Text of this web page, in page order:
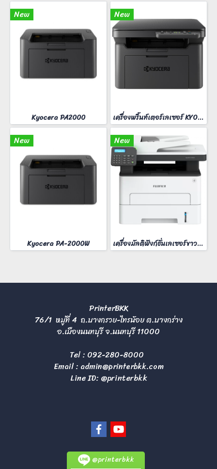
New
Kyocera PA2000
New
เครื่องพริ้นท์เตอร์เลเซอร์ KYOCERA MA-2000W
New
Kyocera PA-2000W
New
เครื่องมัลติฟังก์ชั่นเลเซอร์ขาวดำ FUJIFilm ApeosPort 3410SD
PrinterBKK
76/1 หมู่ที่ 4 ถ.บางกรวย-ไทรน้อย ต.บางกร่าง
อ.เมืองนนทบุรี จ.นนทบุรี 11000
Tel : 092-280-8000
Email : admin@printerbkk.com
Line ID: @printerbkk
@printerbkk